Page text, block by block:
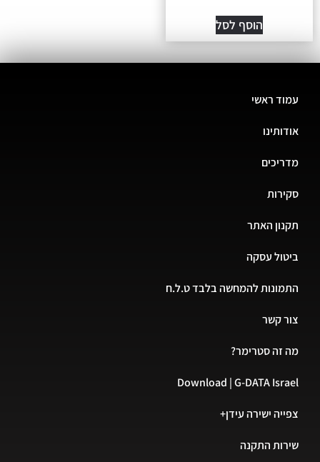
הוסף לסל
עמוד ראשי
אודותינו
מדריכים
סקירות
תקנון האתר
ביטול עסקה
התמונות להמחשה בלבד ט.ל.ח
צור קשר
מה זה סטרימר?
Download | G-DATA Israel
צפייה ישירה עידן+
שירות התקנה